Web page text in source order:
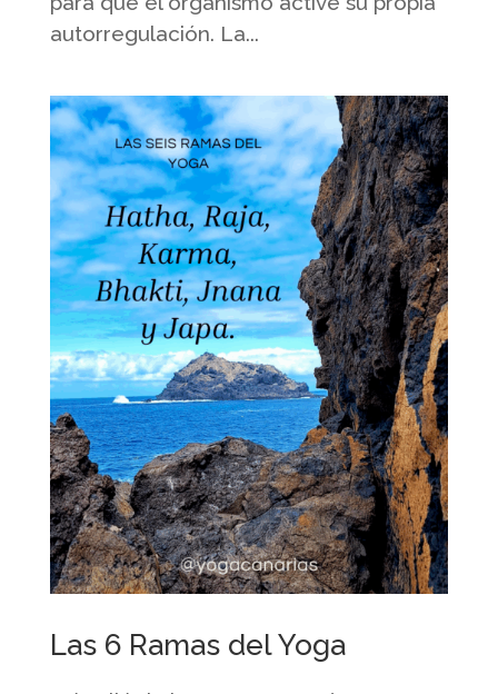
autorregulación. La...
Las 6 Ramas del Yoga